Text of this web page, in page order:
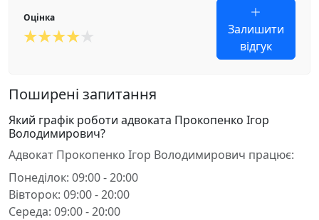
Оцінка
Залишити
відгук
Поширені запитання
Який графік роботи адвоката Прокопенко Ігор
Володимирович?
Адвокат Прокопенко Ігор Володимирович працює:
Понеділок: 09:00 - 20:00
Вівторок: 09:00 - 20:00
Середа: 09:00 - 20:00